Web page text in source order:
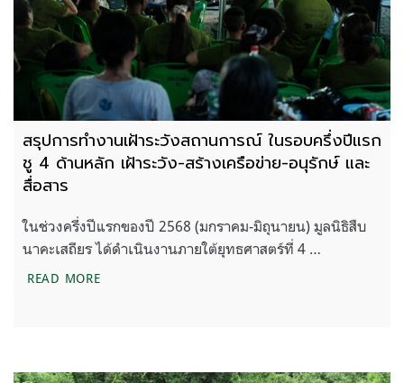
สรุปการทำงานเฝ้าระวังสถานการณ์ ในรอบครึ่งปีแรก
ชู 4 ด้านหลัก เฝ้าระวัง-สร้างเครือข่าย-อนุรักษ์ และ
สื่อสาร
ในช่วงครึ่งปีแรกของปี 2568 (มกราคม-มิถุนายน) มูลนิธิสืบ
นาคะเสถียร ได้ดำเนินงานภายใต้ยุทธศาสตร์ที่ 4 …
READ MOREสรุปการทำงานเฝ้าระวังสถานการณ์ ในรอบครึ่งปีแรก